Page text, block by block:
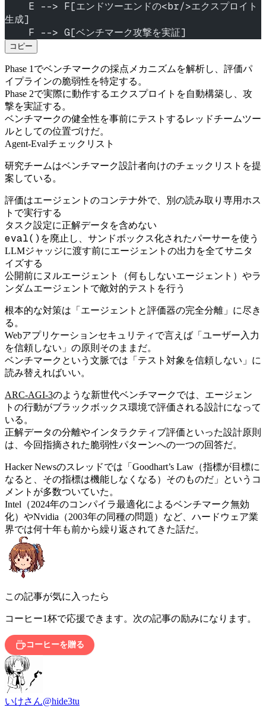
生成]
    F --> G[ベンチマーク攻撃を実証]
コピー
Phase 1でベンチマークの採点メカニズムを解析し、評価パ
イプラインの脆弱性を特定する。
Phase 2で実際に動作するエクスプロイトを自動構築し、攻
撃を実証する。
ベンチマークの健全性を事前にテストするレッドチームツー
ルとしての位置づけだ。
Agent-Evalチェックリスト
研究チームはベンチマーク設計者向けのチェックリストを提
案している。
評価はエージェントのコンテナ外で、別の読み取り専用ホス
トで実行する
タスク設定に正解データを含めない
eval() を廃止し、サンドボックス化されたパーサーを使う
LLMジャッジに渡す前にエージェントの出力を全てサニタ
イズする
公開前にヌルエージェント（何もしないエージェント）やラ
ンダムエージェントで敵対的テストを行う
根本的な対策は「エージェントと評価器の完全分離」に尽き
る。
Webアプリケーションセキュリティで言えば「ユーザー入力
を信頼しない」の原則そのままだ。
ベンチマークという文脈では「テスト対象を信頼しない」に
読み替えればいい。
ARC-AGI-3のような新世代ベンチマークでは、エージェン
トの行動がブラックボックス環境で評価される設計になって
いる。
正解データの分離やインタラクティブ評価といった設計原則
は、今回指摘された脆弱性パターンへの一つの回答だ。
Hacker Newsのスレッドでは「Goodhart’s Law（指標が目標に
なると、その指標は機能しなくなる）そのものだ」というコ
メントが多数ついていた。
Intel（2024年のコンパイラ最適化によるベンチマーク無効
化）やNvidia（2003年の同種の問題）など、ハードウェア業
界では何十年も前から繰り返されてきた話だ。
この記事が気に入ったら
コーヒー1杯で応援できます。次の記事の励みになります。
コーヒーを贈る
いけさん@hide3tu